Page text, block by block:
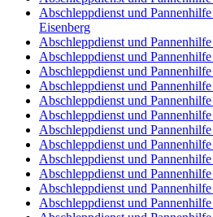
Abschleppdienst und
Eisenberg
Abschleppdienst und
Abschleppdienst und
Abschleppdienst und
Abschleppdienst und
Abschleppdienst und
Abschleppdienst und
Abschleppdienst und
Abschleppdienst und
Abschleppdienst und
Abschleppdienst und
Abschleppdienst und
Abschleppdienst und